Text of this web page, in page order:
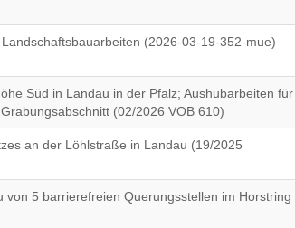
(2026-03-19-352-mue)
Süd in Landau in der Pfalz; Aushubarbeiten für
(02/2026 VOB 610)
an der Löhlstraße in Landau (19/2025
von 5 barrierefreien Querungsstellen im Horstring